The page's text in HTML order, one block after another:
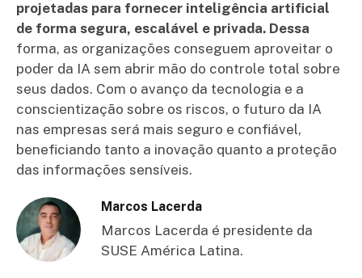
projetadas para fornecer inteligência artificial
de forma segura, escalável e privada. Dessa
forma, as organizações conseguem aproveitar o
poder da IA sem abrir mão do controle total sobre
seus dados. Com o avanço da tecnologia e a
conscientização sobre os riscos, o futuro da IA
nas empresas será mais seguro e confiável,
beneficiando tanto a inovação quanto a proteção
das informações sensíveis.
Marcos Lacerda
Marcos Lacerda é presidente da
SUSE América Latina.